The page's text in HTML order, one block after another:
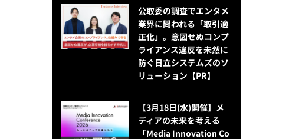
公​​取委の調査でエンタメ
業界に問われる「取引適
正化」。意図せぬコンプ
ライアンス違反を未然に
防ぐ日立システムズのソ
リューション​【PR】
【3月18日(水)開催】メ
ディアの未来を考える
「Media Innovation Co